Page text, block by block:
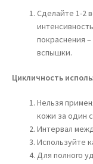
Сделайте 1-2
покраснения
вспышки.
Цикличность
Нельзя
кожи за один
Интервал
Используйте
Для полного